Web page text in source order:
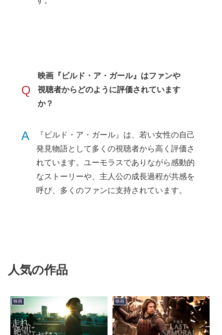
Q
映画『ビルド・ア・ガール』はファンや
視聴者からどのように評価されています
か？
A
『ビルド・ア・ガール』は、若い女性の自己
発見物語として多くの視聴者から高く評価さ
れています。ユーモラスでありながら感動的
なストーリーや、主人公の成長過程が共感を
呼び、多くのファンに支持されています。
人気の作品
映画 映画